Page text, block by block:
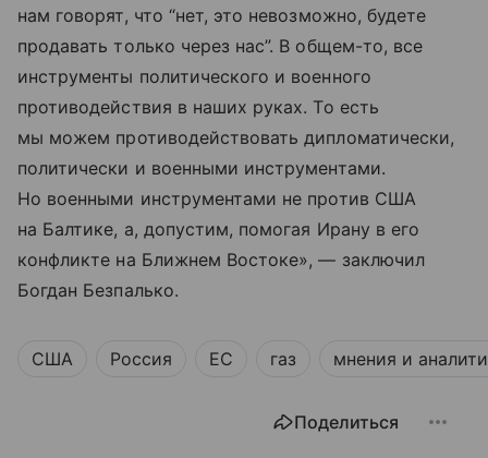
нам говорят, что “нет, это невозможно, будете
продавать только через нас”. В общем-то, все
инструменты политического и военного
противодействия в наших руках. То есть
мы можем противодействовать дипломатически,
политически и военными инструментами.
Но военными инструментами не против США
на Балтике, а, допустим, помогая Ирану в его
конфликте на Ближнем Востоке», — заключил
Богдан Безпалько.
США Россия ЕС газ мнения и
Поделиться